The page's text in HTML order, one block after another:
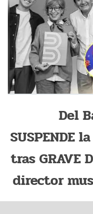
Del
SUSPENDE
tras GRAVE
director